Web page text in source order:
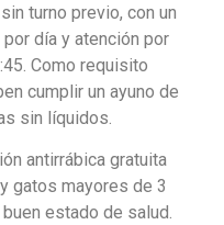
turno previo, con un
día y atención por
Como requisito
cumplir un ayuno de
sin líquidos.
antirrábica gratuita
gatos mayores de 3
estado de salud.